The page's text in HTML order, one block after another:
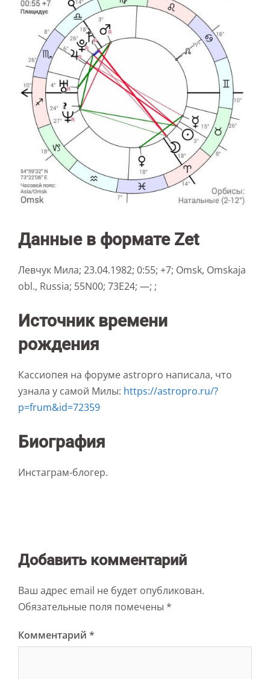
Данные в формате Zet
Левчук Мила; 23.04.1982; 0:55; +7; Omsk, Omskaja
obl., Russia; 55N00; 73E24; —; ;
Источник времени
рождения
Кассиопея на форуме astropro написала, что
узнала у самой Милы: https://astropro.ru/?
p=frum&id=72359
Биография
Инстаграм-блогер.
Добавить комментарий
Ваш адрес email не будет опубликован.
Обязательные поля помечены *
Комментарий *